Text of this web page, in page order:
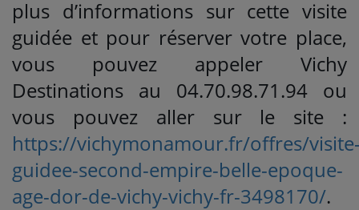
plus d’informations sur cette visite
guidée et pour réserver votre place,
vous pouvez appeler Vichy
Destinations au 04.70.98.71.94 ou
vous pouvez aller sur le site :
https://vichymonamour.fr/offres/
guidee-second-empire-belle-epoque-
age-dor-de-vichy-vichy-fr-3498170/.